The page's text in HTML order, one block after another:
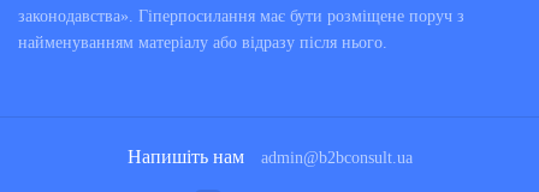
законодавства». Гіперпосилання має бути розміщене поруч з
найменуванням матеріалу або відразу після нього.
Напишіть нам admin@b2bconsult.ua